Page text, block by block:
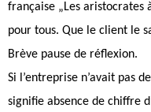
française „Les aristocrates
pour tous. Que le client le
Brève pause de réflexion.
Si l’entreprise n’avait pas
signifie absence de chiffre